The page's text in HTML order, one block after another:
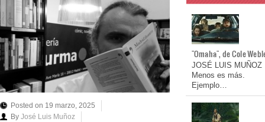
Posted on 19 marzo, 2025
By José Luis Muñoz
"Omaha", de Cole
JOSÉ LUIS MUÑOZ
Menos es más.
Ejemplo…